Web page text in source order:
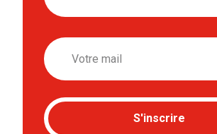
Email
S'inscrire